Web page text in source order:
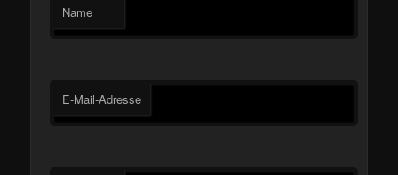
Name
E-Mail-Adresse